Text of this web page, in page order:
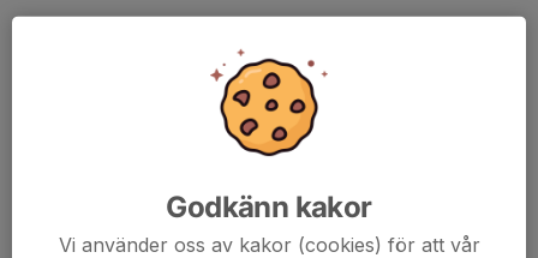
Godkänn kakor
Vi använder oss av kakor (cookies) för att vår